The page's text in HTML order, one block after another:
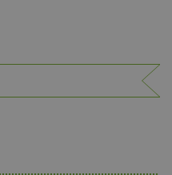
in der Küche sehr beliebt -